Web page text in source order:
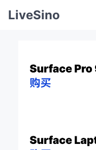
LiveSino